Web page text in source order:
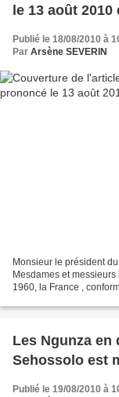
le 13 août
Publié le 18/08/2010 à
Par Arsène SEVERIN
Monsieur le président
Mesdames et
1960, la France ,
Les Ngunza
Sehossolo est
Publié le 19/08/2010 à